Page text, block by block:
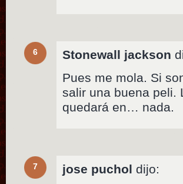
6 Stonewall jackson
Pues me mola. Si
salir una buena peli.
quedará en… nada.
7 jose puchol dijo: